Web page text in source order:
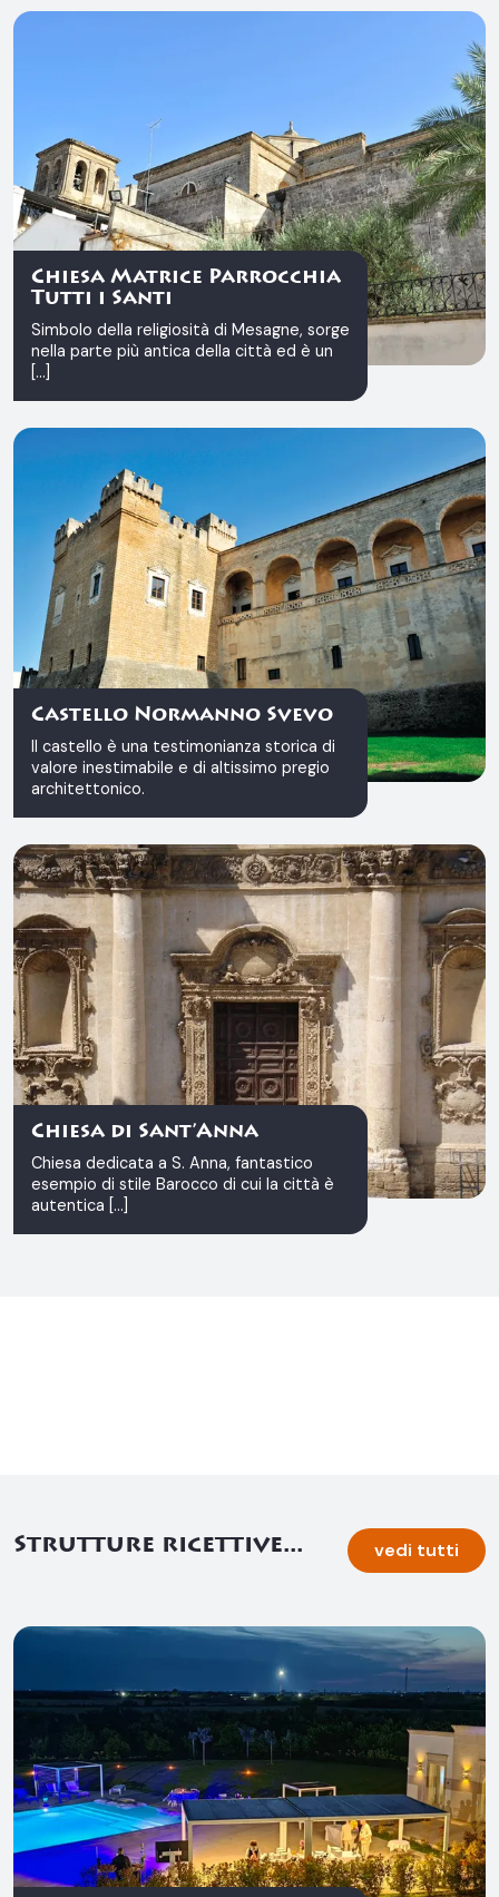
Chiesa Matrice Parrocchia
Tutti i Santi
Simbolo della religiosità di Mesagne, sorge
nella parte più antica della città ed è un
[...]
Castello Normanno Svevo
Il castello è una testimonianza storica di
valore inestimabile e di altissimo pregio
architettonico.
Chiesa di Sant’Anna
Chiesa dedicata a S. Anna, fantastico
esempio di stile Barocco di cui la città è
autentica [...]
Strutture ricettive... vedi tutti